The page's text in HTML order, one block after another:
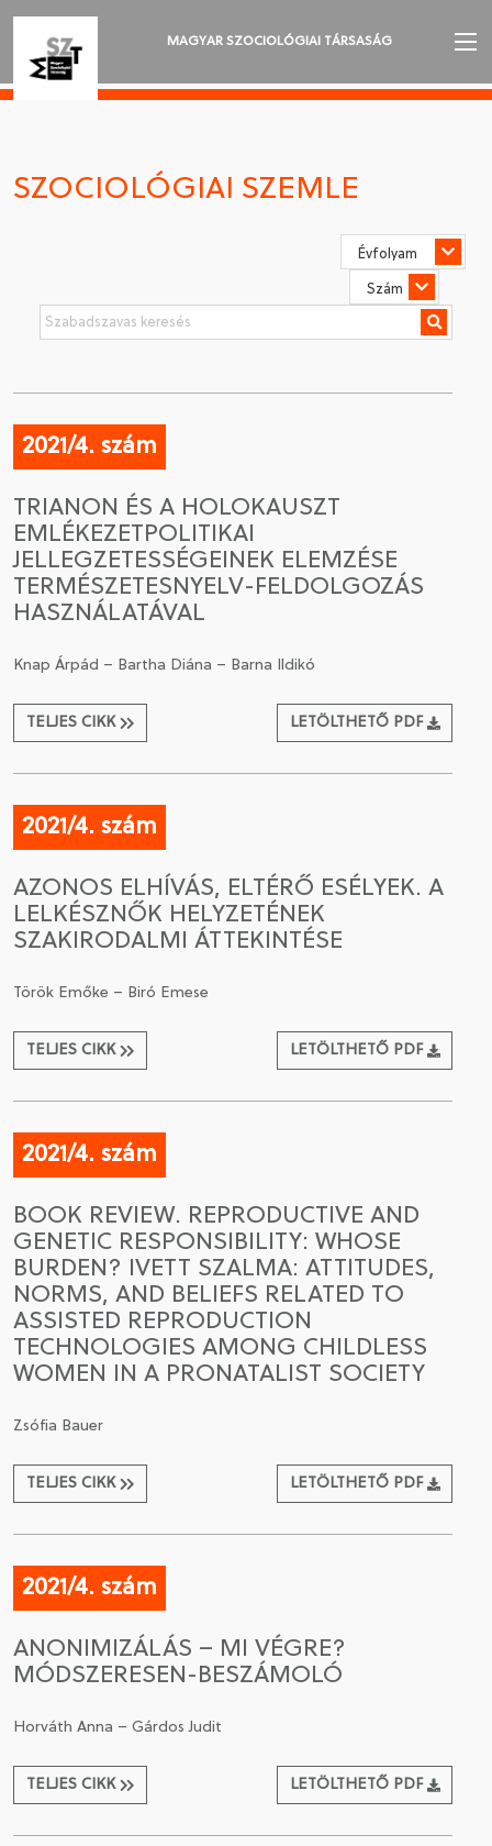
MAGYAR SZOCIOLÓGIAI TÁRSASÁG
SZOCIOLÓGIAI SZEMLE
CSATLAKOZÁS A TÁRSASÁGHOZ / MEGÚJÍTOM A
TAGSÁGOMAT
SZOCIOLÓGIAI SZEMLE
2021/4. szám
TRIANON ÉS A HOLOKAUSZT
EMLÉKEZETPOLITIKAI
JELLEGZETESSÉGEINEK ELEMZÉSE
TERMÉSZETESNYELV-FELDOLGOZÁS
HASZNÁLATÁVAL
Knap Árpád – Bartha Diána – Barna Ildikó
TELJES CIKK LETÖLTHETŐ PDF
2021/4. szám
AZONOS ELHÍVÁS, ELTÉRŐ ESÉLYEK. A
LELKÉSZNŐK HELYZETÉNEK
SZAKIRODALMI ÁTTEKINTÉSE
Török Emőke – Biró Emese
TELJES CIKK LETÖLTHETŐ PDF
2021/4. szám
BOOK REVIEW. REPRODUCTIVE AND
GENETIC RESPONSIBILITY: WHOSE
BURDEN? IVETT SZALMA: ATTITUDES,
NORMS, AND BELIEFS RELATED TO
ASSISTED REPRODUCTION
TECHNOLOGIES AMONG CHILDLESS
WOMEN IN A PRONATALIST SOCIETY
Zsófia Bauer
TELJES CIKK LETÖLTHETŐ PDF
2021/4. szám
ANONIMIZÁLÁS – MI VÉGRE?
MÓDSZERESEN-BESZÁMOLÓ
Horváth Anna – Gárdos Judit
TELJES CIKK LETÖLTHETŐ PDF